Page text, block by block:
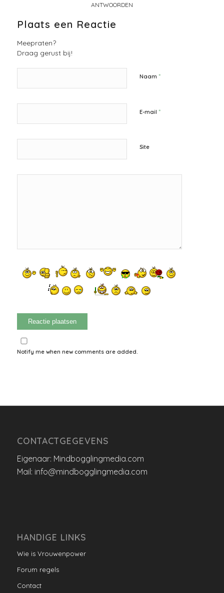
ANTWOORDEN
Plaats een Reactie
Meepraten?
Draag gerust bij!
Naam *
E-mail *
Site
Notify me when new comments are added.
CONTACTGEGEVENS
Eigenaar: Mindbogglingmedia.com
Mail: info@mindbogglingmedia.com
HANDIGE LINKS
Wie is Vrouwenpower
Forum regels
Contact